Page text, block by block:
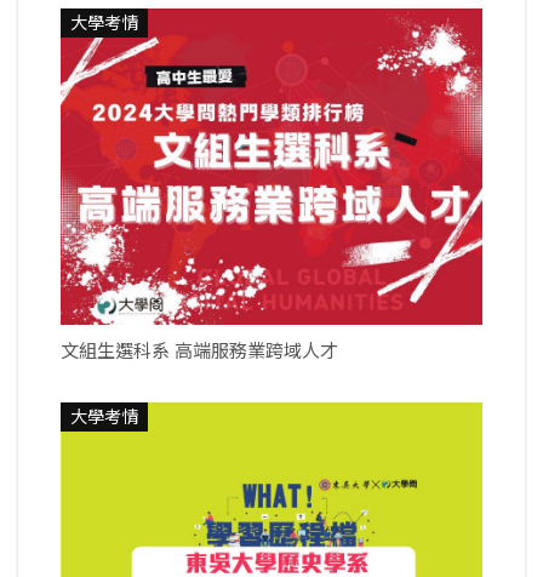
大學考情
文組生選科系 高端服務業跨域人才
大學考情